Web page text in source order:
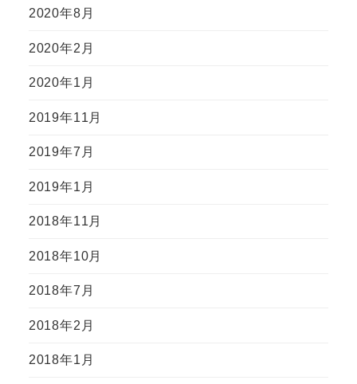
2020年8月
2020年2月
2020年1月
2019年11月
2019年7月
2019年1月
2018年11月
2018年10月
2018年7月
2018年2月
2018年1月